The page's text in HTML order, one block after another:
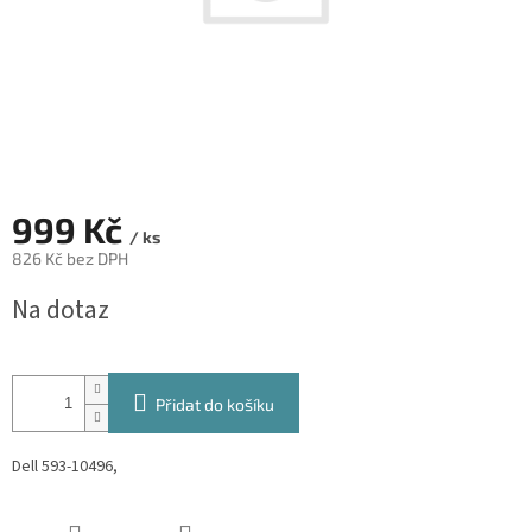
999 Kč / ks
826 Kč bez DPH
cena:
Na dotaz
Přidat do košíku
Dell 593-10496,